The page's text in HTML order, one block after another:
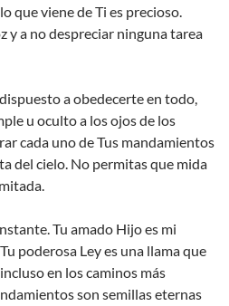
que viene de Ti es precioso.
y a no despreciar ninguna tarea
a obedecerte en todo,
u oculto a los ojos de los
cada uno de Tus mandamientos
del cielo. No permitas que mida
Tu amado Hijo es mi
poderosa Ley es una llama que
en los caminos más
son semillas eternas